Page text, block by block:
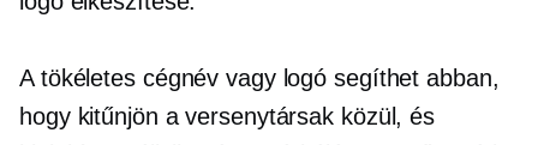
A tökéletes cégnév vagy logó segíthet abban,
hogy kitűnjön a versenytársak közül, és